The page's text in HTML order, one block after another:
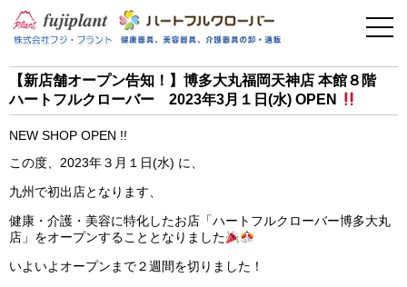
介護用品
お問い合わせ
【新店舗オープン告知！】博多大丸福岡天神店 本館８階
ハートフルクローバー 2023年3月１日(水) OPEN
NEW SHOP OPEN !!
この度、2023年３月１日(水) に、
九州で初出店となります、
健康・介護・美容に特化したお店「ハートフルクローバー博多大丸
店」をオープンすることとなりました
いよいよオープンまで２週間を切りました！